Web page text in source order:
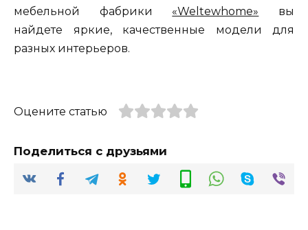
мебельной фабрики «Weltewhome» вы
найдете яркие, качественные модели для
разных интерьеров.
Оцените статью
Поделиться с друзьями